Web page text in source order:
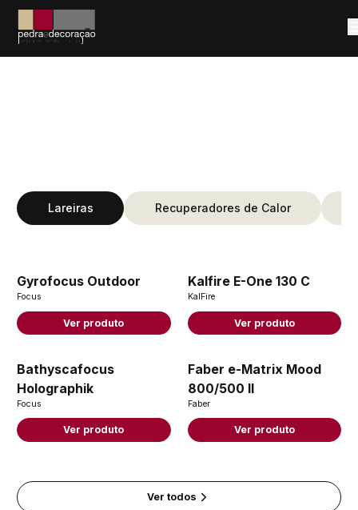
Lareiras Recuperadores de Calor
Gyrofocus Outdoor
Focus
Ver produto
Kalfire E-One 130 C
KalFire
Ver produto
Bathyscafocus
Holographik
Focus
Ver produto
Faber e-Matrix Mood
800/500 II
Faber
Ver produto
Ver todos